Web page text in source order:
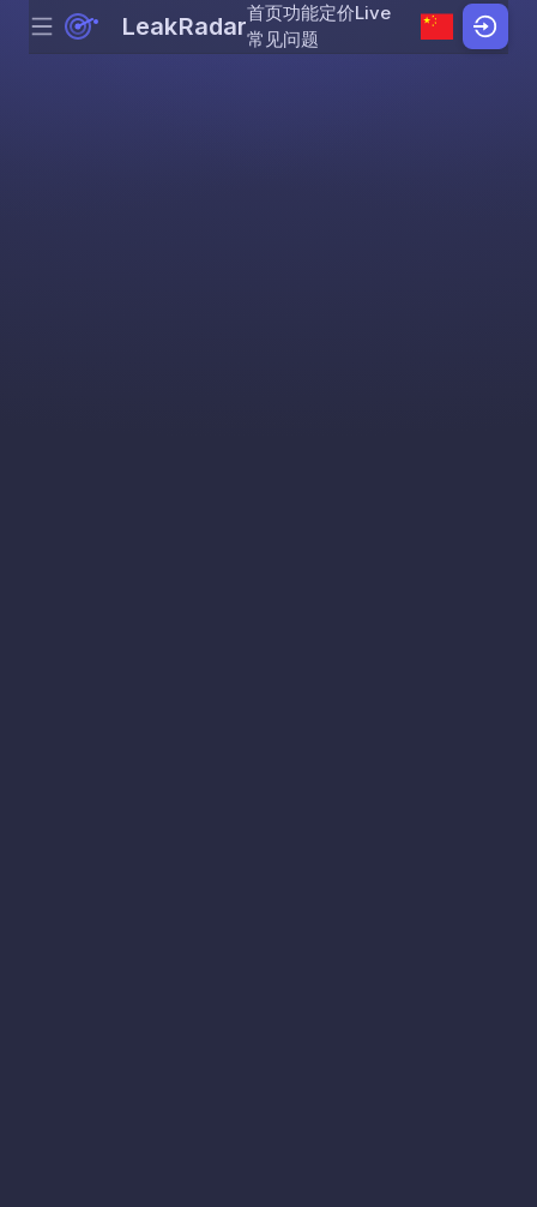
Skip to content
Menu LeakRadar首页功能定价Live
常见问题